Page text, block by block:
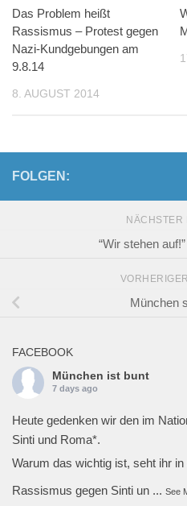
Das Problem heißt
Rassismus – Protest gegen
Nazi-Kundgebungen am
9.8.14
8. AUGUST 2014
FOLGEN:
NÄCHSTER
“Wir stehen
München
FACEBOOK
München ist bunt
7 days ago
Heute gedenken wir den im
Sinti und Roma*.
Warum das wichtig ist, seht ihr in
Rassismus gegen Sinti un ... See